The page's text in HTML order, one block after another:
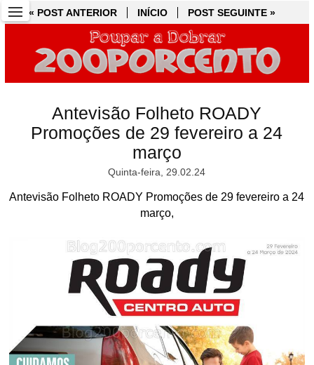
« POST ANTERIOR INÍCIO POST SEGUINTE »
Antevisão Folheto ROADY
Promoções de 29 fevereiro a 24
março
Quinta-feira, 29.02.24
Antevisão Folheto ROADY Promoções de 29 fevereiro a 24
março,
« POST ANTERIOR INÍCIO POST SEGUINTE »